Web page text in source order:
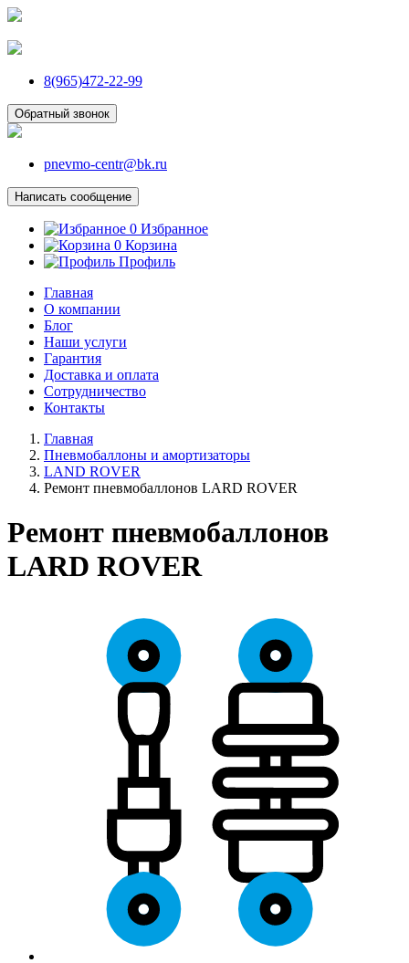
8(965)472-22-99
Обратный звонок
pnevmo-centr@bk.ru
Написать сообщение
0 Избранное
0 Корзина
Профиль
Главная
О компании
Блог
Наши услуги
Гарантия
Доставка и оплата
Сотрудничество
Контакты
Главная
Пневмобаллоны и амортизаторы
LAND ROVER
Ремонт пневмобаллонов LARD ROVER
Ремонт пневмобаллонов
LARD ROVER